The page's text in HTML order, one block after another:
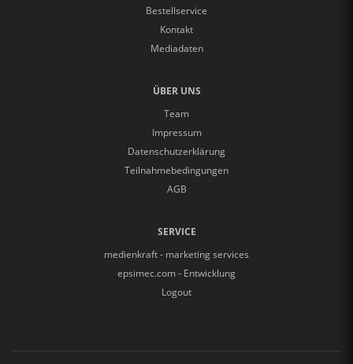
Bestellservice
Kontakt
Mediadaten
ÜBER UNS
Team
Impressum
Datenschutzerklärung
Teilnahmebedingungen
AGB
SERVICE
medienkraft - marketing services
epsimec.com - Entwicklung
Logout